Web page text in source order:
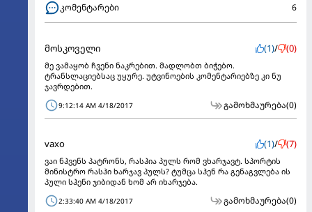
კომენტარები 6
მოსკოველი (1)/ (0)
მე ვამაყობ ჩვენი ნაკრებით. მადლობთ ბიჭებო.
ტრანსლაციებსაც უყურე. უტვინოების კომენტარიებზე კი ნუ
ჯავრდებით.
9:12:14 AM 4/18/2017 გამოხმაურება(0)
vaxo (1)/ (7)
ვაი ნჰვენს პატრონს, რასჰია პულს რომ ვხარჯავტ. სპორტის
მინისტრო რასჰი ხარჯავ პულს? ტუმცა სჰენ რა გენაგვლება ის
პული სჰენი ჯიბიდან ხომ არ იხარჯება.
2:33:40 AM 4/18/2017 გამოხმაურება(0)